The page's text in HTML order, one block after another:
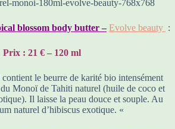
blossom body butter – Evolve beauty :
Prix : 21 € – 120 ml
le beurre de karité bio intensément
Monoï de Tahiti naturel (huile de coco et
Il laisse la peau douce et souple. Au
naturel d’hibiscus exotique. «